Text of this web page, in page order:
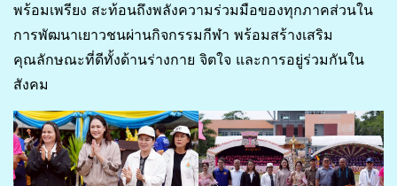
พร้อมเพรียง สะท้อนถึงพลังความร่วมมือของทุกภาคส่วนใน
การพัฒนาเยาวชนผ่านกิจกรรมกีฬา พร้อมสร้างเสริม
คุณลักษณะที่ดีทั้งด้านร่างกาย จิตใจ และการอยู่ร่วมกันใน
สังคม